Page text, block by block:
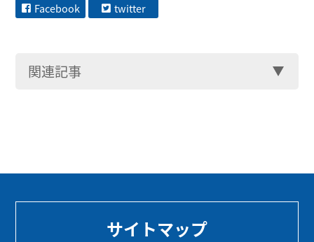
Facebook twitter
関連記事
サイトマップ